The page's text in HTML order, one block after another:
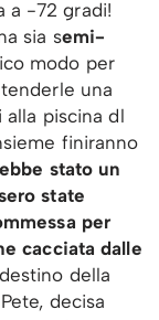
a -72 gradi!
sia semi-
modo per
una
piscina dl
finiranno
stato un
state
per
cacciata dalle
della
decisa